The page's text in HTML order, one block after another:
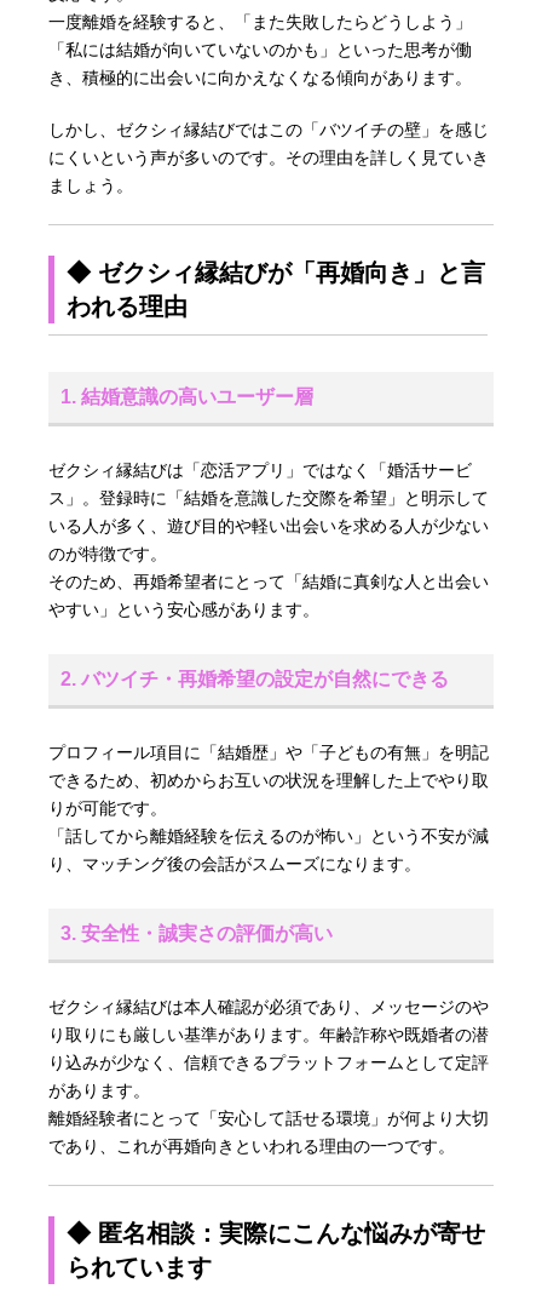
一度離婚を経験すると、「また失敗したらどうしよう」
「私には結婚が向いていないのかも」といった思考が働
き、積極的に出会いに向かえなくなる傾向があります。
しかし、ゼクシィ縁結びではこの「バツイチの壁」を感じ
にくいという声が多いのです。その理由を詳しく見ていき
ましょう。
◆ ゼクシィ縁結びが「再婚向き」と言
われる理由
1. 結婚意識の高いユーザー層
ゼクシィ縁結びは「恋活アプリ」ではなく「婚活サービ
ス」。登録時に「結婚を意識した交際を希望」と明示して
いる人が多く、遊び目的や軽い出会いを求める人が少ない
のが特徴です。
そのため、再婚希望者にとって「結婚に真剣な人と出会い
やすい」という安心感があります。
2. バツイチ・再婚希望の設定が自然にできる
プロフィール項目に「結婚歴」や「子どもの有無」を明記
できるため、初めからお互いの状況を理解した上でやり取
りが可能です。
「話してから離婚経験を伝えるのが怖い」という不安が減
り、マッチング後の会話がスムーズになります。
3. 安全性・誠実さの評価が高い
ゼクシィ縁結びは本人確認が必須であり、メッセージのや
り取りにも厳しい基準があります。年齢詐称や既婚者の潜
り込みが少なく、信頼できるプラットフォームとして定評
があります。
離婚経験者にとって「安心して話せる環境」が何より大切
であり、これが再婚向きといわれる理由の一つです。
◆ 匿名相談：実際にこんな悩みが寄せ
られています